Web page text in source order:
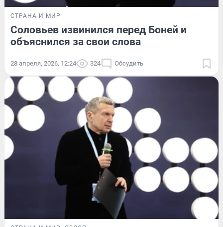
СТРАНА И МИР
Соловьев извинился перед Боней и
объяснился за свои слова
28 апреля, 2026, 12:24 324 Обсудить